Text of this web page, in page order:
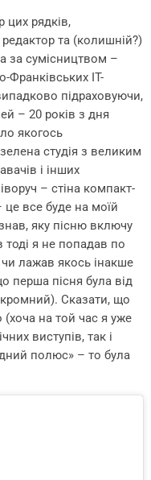
цих рядків,
та (колишній?)
за сумісництвом –
Франківських IT-
підраховуючи,
– 20 років з дня
якогось
студія з великим
і інших
– стіна компакт-
це все буде на моїй
яку пісню включу
тоді я не попадав по
лажав якось інакше
перша пісня була від
Сказати, що
на той час я уже
виступів, так і
полюс» – то була